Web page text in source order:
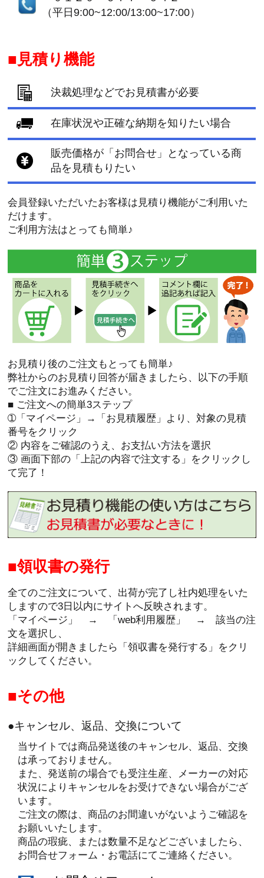
（平日9:00~12:00/13:00~17:00）
見積り機能
決裁処理などでお見積書が必要
在庫状況や正確な納期を知りたい場合
販売価格が「お問合せ」となっている商
品を見積もりたい
会員登録いただいたお客様は見積り機能がご利用いた
だけます。
ご利用方法はとっても簡単♪
お見積り後のご注文もとっても簡単♪
弊社からのお見積り回答が届きましたら、以下の手順
でご注文にお進みください。
■ ご注文への簡単3ステップ
➀「マイページ」→「お見積履歴」より、対象の見積
番号をクリック
② 内容をご確認のうえ、お支払い方法を選択
③ 画面下部の「上記の内容で注文する」をクリックし
て完了！
領収書の発行
全てのご注文について、出荷が完了し社内処理をいた
しますので3日以内にサイトへ反映されます。
「マイページ」 → 「web利用履歴」 → 該当の注
文を選択し、
詳細画面が開きましたら「領収書を発行する」をクリ
ックしてください。
その他
●キャンセル、返品、交換について
当サイトでは商品発送後のキャンセル、返品、交換
は承っておりません。
また、発送前の場合でも受注生産、メーカーの対応
状況によりキャンセルをお受けできない場合がござ
います。
ご注文の際は、商品のお間違いがないようご確認を
お願いいたします。
商品の瑕疵、または数量不足などございましたら、
お問合せフォーム・お電話にてご連絡ください。